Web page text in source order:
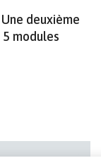
deuxième
modules